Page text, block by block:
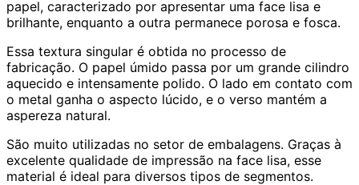
papel, caracterizado por apresentar uma face lisa e
brilhante, enquanto a outra permanece porosa e fosca.
Essa textura singular é obtida no processo de
fabricação. O papel úmido passa por um grande cilindro
aquecido e intensamente polido. O lado em contato com
o metal ganha o aspecto lúcido, e o verso mantém a
aspereza natural.
São muito utilizadas no setor de embalagens. Graças à
excelente qualidade de impressão na face lisa, esse
material é ideal para diversos tipos de segmentos.